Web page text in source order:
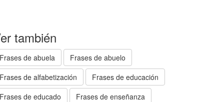
también
Frases de abuela
Frases de abuelo
Frases de alfabetización
Frases de educación
Frases de educado
Frases de enseñanza